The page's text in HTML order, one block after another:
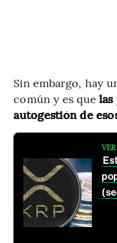
Sin embargo, hay
común y es que las
autogestión de